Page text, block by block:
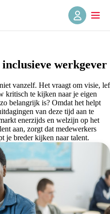
werkgever
vanzelf. Het vraagt om visie, lef
kritisch te kijken naar je eigen
belangrijk is? Omdat het helpt
van deze tijd aan te
enerzijds en welzijn op het
aan, zorgt dat medewerkers
je breder kijken naar talent.